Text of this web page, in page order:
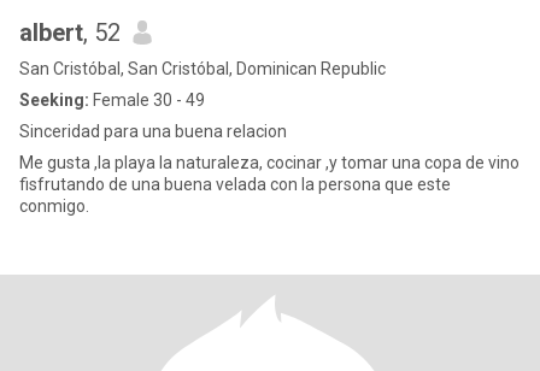
albert, 52
San Cristóbal, San Cristóbal, Dominican Republic
Seeking: Female 30 - 49
Sinceridad para una buena relacion
Me gusta ,la playa la naturaleza, cocinar ,y tomar una copa de vino
fisfrutando de una buena velada con la persona que este
conmigo.